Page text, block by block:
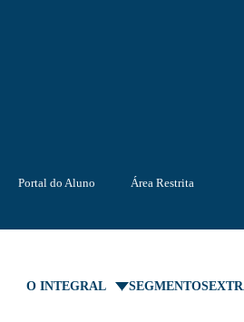
Portal do Aluno Área Restrita
O INTEGRAL SEGMENTOS